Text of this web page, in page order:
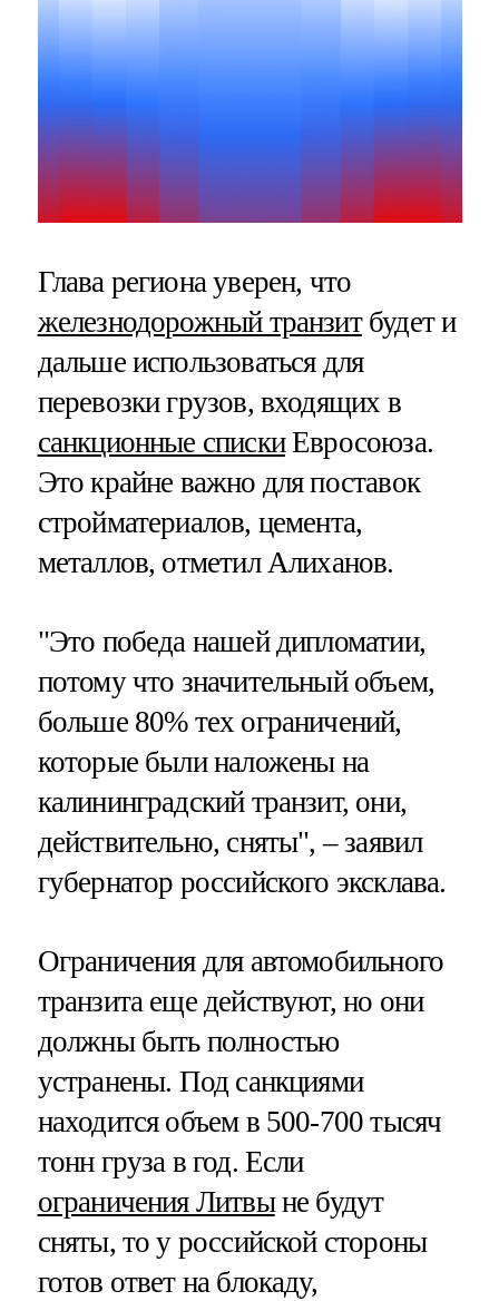
Глава региона уверен, что
железнодорожный транзитбудет и
дальше использоваться для
перевозки грузов, входящих в
санкционные спискиЕвросоюза.
Это крайне важно для поставок
стройматериалов, цемента,
металлов, отметил Алиханов.
"Это победа нашей дипломатии,
потому что значительный объем,
больше 80% тех ограничений,
которые были наложены на
калининградский транзит, они,
действительно, сняты", – заявил
губернатор российского эксклава.
Ограничения для автомобильного
транзита еще действуют, но они
должны быть полностью
устранены. Под санкциями
находится объем в 500-700 тысяч
тонн груза в год. Если
ограничения Литвыне будут
сняты, то у российской стороны
готов ответ на блокаду,